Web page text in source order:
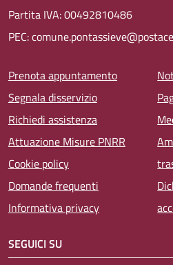
Partita IVA: 00492810486
PEC:
Menu piè di
Prenota appuntamento
Segnala disservizio
Richiedi assistenza
Attuazione Misure PNRR
Cookie policy
Domande frequenti
Informativa privacy
SEGUICI SU